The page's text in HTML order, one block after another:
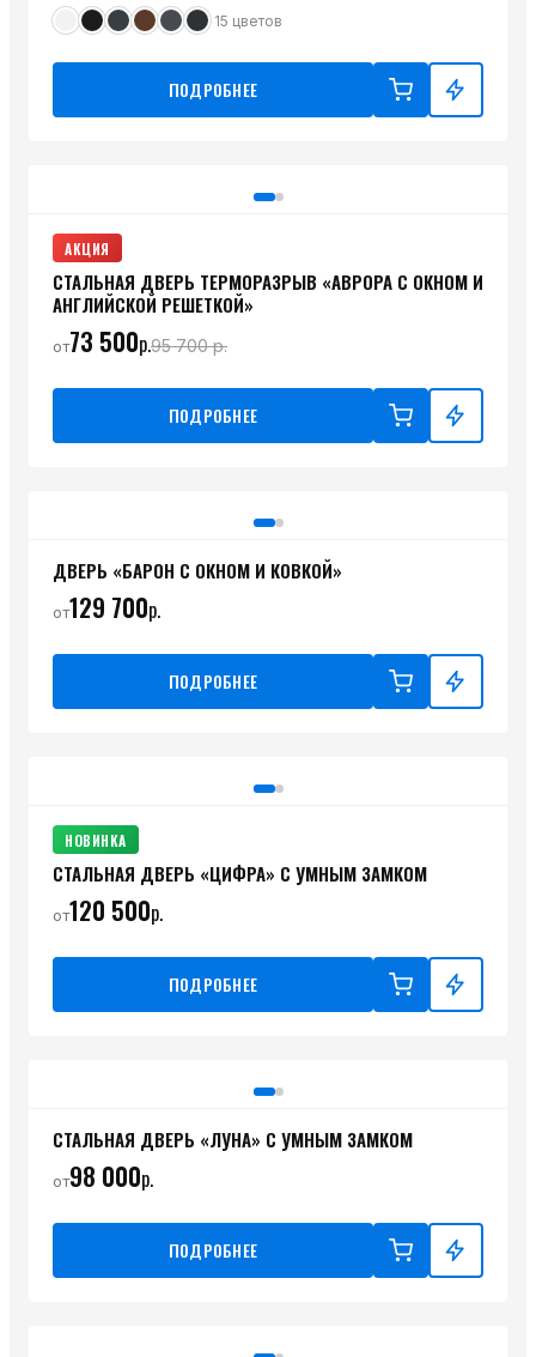
15 цветов
ПОДРОБНЕЕ
АКЦИЯ
СТАЛЬНАЯ ДВЕРЬ ТЕРМОРАЗРЫВ «АВРОРА С ОКНОМ И
АНГЛИЙСКОЙ РЕШЕТКОЙ»
от73 500р.95 700р.
ПОДРОБНЕЕ
ДВЕРЬ «БАРОН С ОКНОМ И КОВКОЙ»
от129 700р.
ПОДРОБНЕЕ
НОВИНКА
СТАЛЬНАЯ ДВЕРЬ «ЦИФРА» С УМНЫМ ЗАМКОМ
от120 500р.
ПОДРОБНЕЕ
СТАЛЬНАЯ ДВЕРЬ «ЛУНА» С УМНЫМ ЗАМКОМ
от98 000р.
ПОДРОБНЕЕ